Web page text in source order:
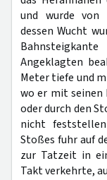
und wurde von
dessen Wucht
Angeklagten
Meter tiefe und
wo er mit seinen
oder durch den
nicht
Stoßes fuhr auf
zur Tatzeit in
Takt verkehrte,